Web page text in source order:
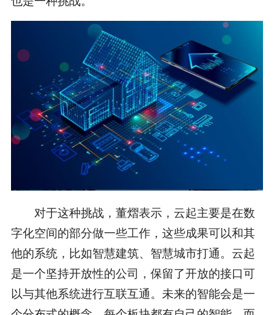
对于这种挑战，董熠表示，云起主要是在数
字化空间的部分做一些工作，这些成果可以和其
他的系统，比如智慧建筑、智慧城市打通。云起
是一个坚持开放性的公司，保留了开放的接口可
以与其他系统进行互联互通。未来的智能会是一